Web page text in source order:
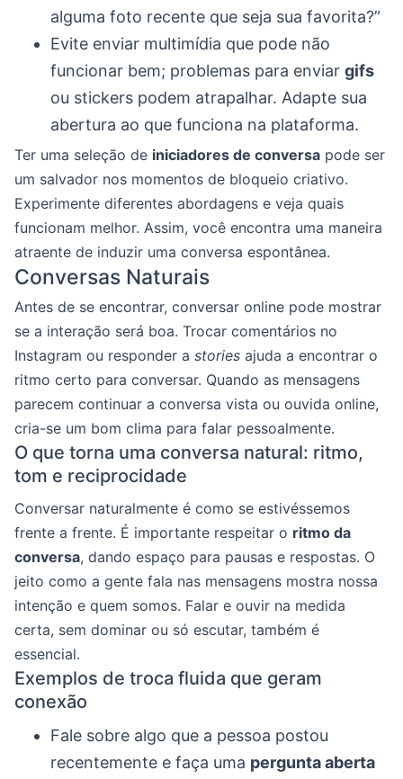
alguma foto recente que seja sua favorita?”
Evite enviar multimídia que pode não
funcionar bem; problemas para enviar gifs
ou stickers podem atrapalhar. Adapte sua
abertura ao que funciona na plataforma.
Ter uma seleção de iniciadores de conversa pode ser
um salvador nos momentos de bloqueio criativo.
Experimente diferentes abordagens e veja quais
funcionam melhor. Assim, você encontra uma maneira
atraente de induzir uma conversa espontânea.
Conversas Naturais
Antes de se encontrar, conversar online pode mostrar
se a interação será boa. Trocar comentários no
Instagram ou responder a stories ajuda a encontrar o
ritmo certo para conversar. Quando as mensagens
parecem continuar a conversa vista ou ouvida online,
cria-se um bom clima para falar pessoalmente.
O que torna uma conversa natural: ritmo,
tom e reciprocidade
Conversar naturalmente é como se estivéssemos
frente a frente. É importante respeitar o ritmo da
conversa, dando espaço para pausas e respostas. O
jeito como a gente fala nas mensagens mostra nossa
intenção e quem somos. Falar e ouvir na medida
certa, sem dominar ou só escutar, também é
essencial.
Exemplos de troca fluida que geram
conexão
Fale sobre algo que a pessoa postou
recentemente e faça uma pergunta aberta